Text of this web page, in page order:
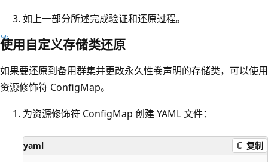
如上一部分所述完成验证和还原过程。
使用自定义存储类还原
如果要还原到备用群集并更改永久性卷声明的存储类，可以使用
资源修饰符 ConfigMap。
为资源修饰符 ConfigMap 创建 YAML 文件：
yaml 复制